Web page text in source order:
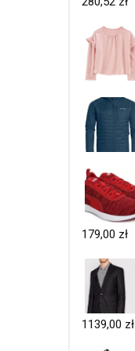
179,00 zł
1139,00 zł